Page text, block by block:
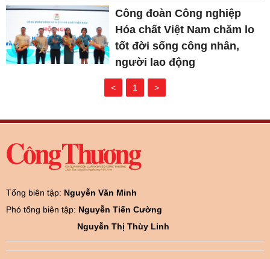
Công đoàn Công nghiệp
Hóa chất Việt Nam chăm lo
tốt đời sống công nhân,
người lao động
< 1 >
Tổng biên tập: Nguyễn Văn Minh
Phó tổng biên tập: Nguyễn Tiến Cường
Nguyễn Thị Thùy Linh